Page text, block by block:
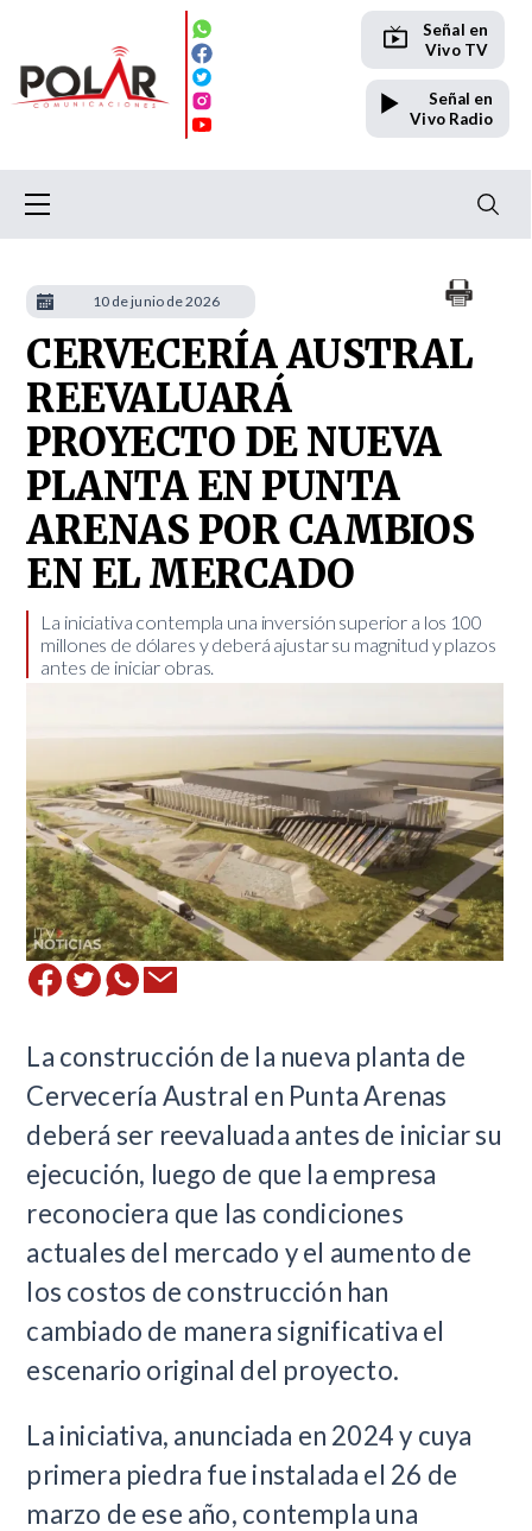
Señal en
Vivo TV
Señal en
Vivo Radio
CERVECERÍA AUSTRAL
REEVALUARÁ
PROYECTO DE NUEVA
PLANTA EN PUNTA
ARENAS POR CAMBIOS
EN EL MERCADO
​La iniciativa contempla una inversión superior a los 100
millones de dólares y deberá ajustar su magnitud y plazos
antes de iniciar obras.
La construcción de la nueva planta de
Cervecería Austral en Punta Arenas
deberá ser reevaluada antes de iniciar su
ejecución, luego de que la empresa
reconociera que las condiciones
actuales del mercado y el aumento de
los costos de construcción han
cambiado de manera significativa el
escenario original del proyecto.
La iniciativa, anunciada en 2024 y cuya
primera piedra fue instalada el 26 de
marzo de ese año, contempla una
10 de junio de 2026